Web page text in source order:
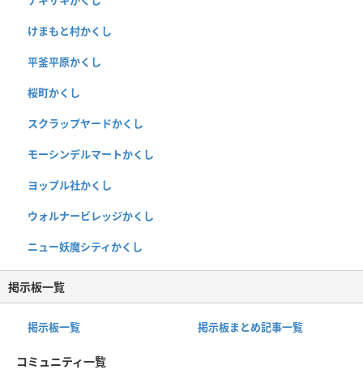
けまもと村かくし
平釜平原かくし
桜町かくし
スクラップヤードかくし
モーシンデルマートかくし
ヨップル社かくし
ウォルナービレッジかくし
ニュー妖魔シティかくし
掲示板一覧
掲示板一覧 掲示板まとめ記事一覧
コミュニティ一覧